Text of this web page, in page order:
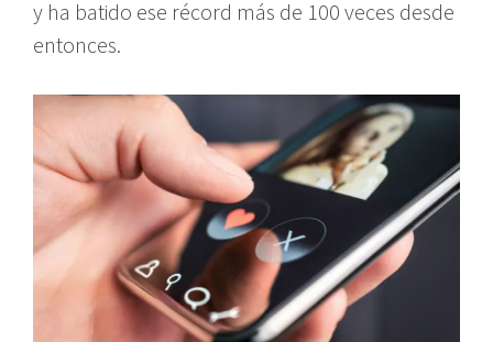
y ha batido ese récord más de 100 veces desde
entonces.